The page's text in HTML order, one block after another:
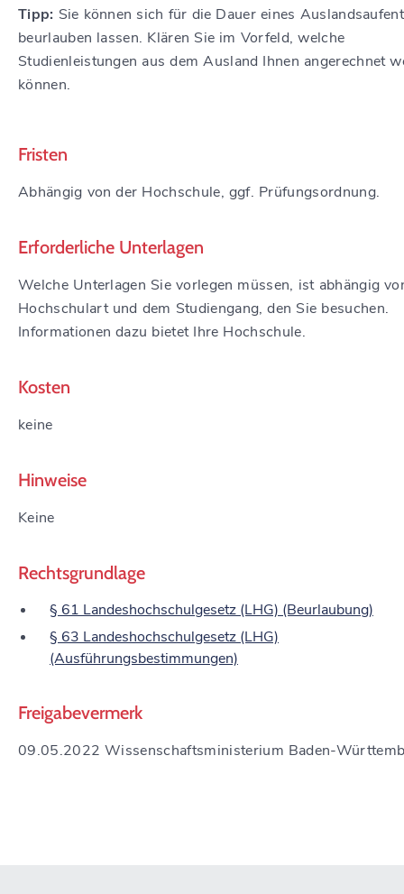
Tipp: Sie können sich für die Dauer eines
beurlauben lassen. Klären Sie im Vorfeld, welche
Studienleistungen aus dem Ausland Ihnen angerechnet
können.
Fristen
Abhängig von der Hochschule, ggf. Prüfungsordnung.
Erforderliche Unterlagen
Welche Unterlagen Sie vorlegen müssen, ist abhängig
Hochschulart und dem Studiengang, den Sie besuchen.
Informationen dazu bietet Ihre Hochschule.
Kosten
keine
Hinweise
Keine
Rechtsgrundlage
§ 61 Landeshochschulgesetz (LHG) (Beurlaubung)
§ 63 Landeshochschulgesetz (LHG)
(Ausführungsbestimmungen)
Freigabevermerk
09.05.2022 Wissenschaftsministerium Baden-